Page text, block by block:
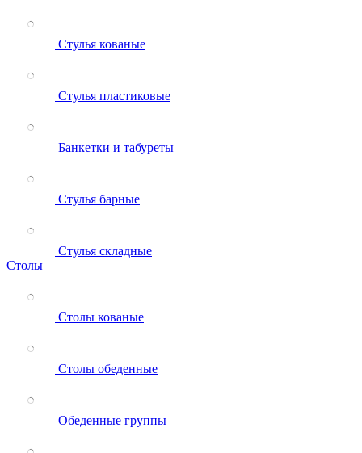
Стулья кованые
Стулья пластиковые
Банкетки и табуреты
Стулья барные
Стулья складные
Столы
Столы кованые
Столы обеденные
Обеденные группы